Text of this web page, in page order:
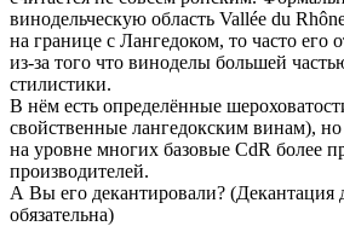
винодельческую область Vallée du
на границе с Лангедоком, то часто его
из-за того что виноделы большей
стилистики.
В нём есть определённые
свойственные лангедокским винам),
на уровне многих базовые CdR более
производителей.
А Вы его декантировали? (Декантация
обязательна)